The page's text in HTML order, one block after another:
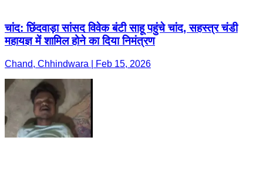
चांद: छिंदवाड़ा सांसद विवेक बंटी साहू पहुंचे चांद, सहस्त्र चंडी
महायज्ञ में शामिल होने का दिया निमंत्रण
Chand, Chhindwara | Feb 15, 2026